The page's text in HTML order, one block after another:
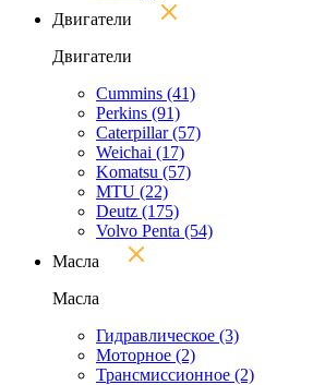
Двигатели
Двигатели
Cummins (41)
Perkins (91)
Caterpillar(57)
Weichai (17)
Komatsu (57)
MTU (22)
Deutz (175)
Volvo Penta (54)
Масла
Масла
Гидравлическое (3)
Моторное (2)
Трансмиссионное (2)